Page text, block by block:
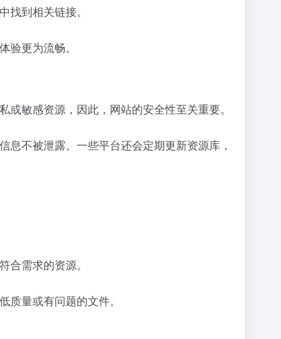
到相关链接。
更为流畅。
敏感资源，因此，网站的安全性至关重要。
不被泄露。一些平台还会定期更新资源库，
需求的资源。
量或有问题的文件。